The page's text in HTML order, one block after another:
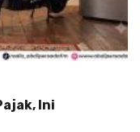
Ini